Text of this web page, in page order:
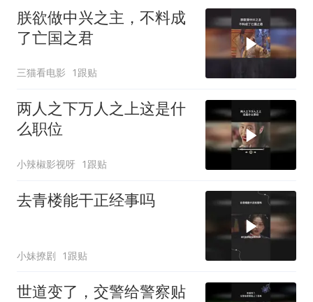
朕欲做中兴之主，不料成
了亡国之君
三猫看电影 1跟贴
两人之下万人之上这是什
么职位
小辣椒影视呀 1跟贴
去青楼能干正经事吗
小妹撩剧 1跟贴
世道变了，交警给警察贴